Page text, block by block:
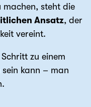
steht die
Ansatz, der
vereint.
zu einem
kann – man